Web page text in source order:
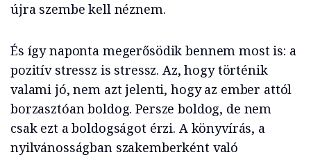
újra szembe kell néznem.
És így naponta megerősödik bennem most is: a
pozitív stressz is stressz. Az, hogy történik
valami jó, nem azt jelenti, hogy az ember attól
borzasztóan boldog. Persze boldog, de nem
csak ezt a boldogságot érzi. A könyvírás, a
nyilvánosságban szakemberként való